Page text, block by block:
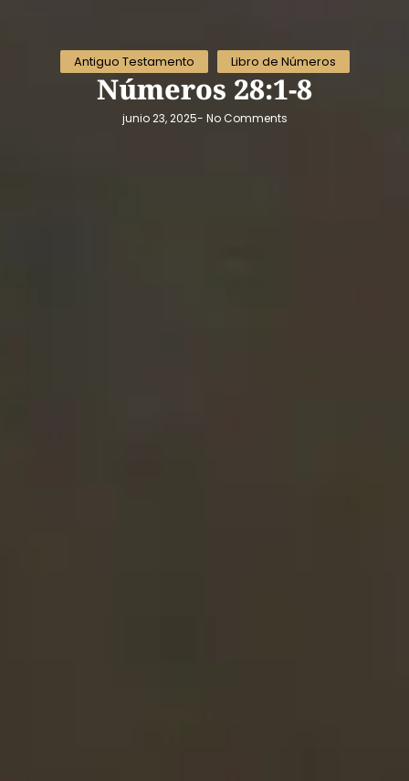
Antiguo Testamento Libro de Números
Números 28:1-8
junio 23, 2025- No Comments